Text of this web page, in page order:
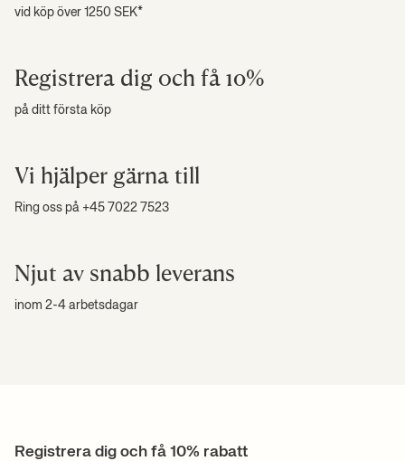
vid köp över 1250 SEK*
Registrera dig och få 10%
på ditt första köp
Vi hjälper gärna till
Ring oss på +45 7022 7523
Njut av snabb leverans
inom 2-4 arbetsdagar
Registrera dig och få 10% rabatt